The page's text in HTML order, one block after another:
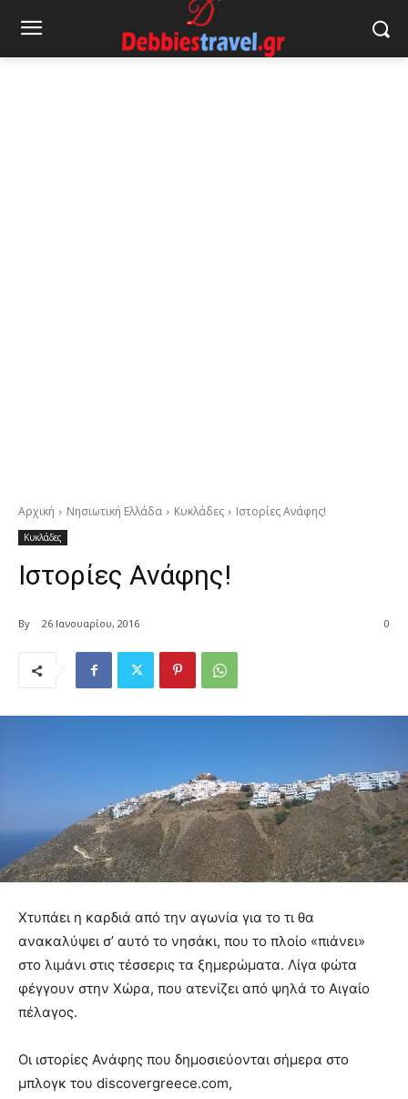
Αρχική Νησιωτική Ελλάδα Κυκλάδες Ιστορίες Ανάφης!
Κυκλάδες
Ιστορίες Ανάφης!
By 26 Ιανουαρίου, 2016 0
Χτυπάει η καρδιά από την αγωνία για το τι θα
ανακαλύψει σ’ αυτό το νησάκι, που το πλοίο «πιάνει»
στο λιμάνι στις τέσσερις τα ξημερώματα. Λίγα φώτα
φέγγουν στην Χώρα, που ατενίζει από ψηλά το Αιγαίο
πέλαγος.
Οι ιστορίες Ανάφης που δημοσιεύονται σήμερα στο
μπλογκ του discovergreece.com,